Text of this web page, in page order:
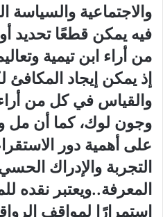
والاجتماعية
فيه يمكن قطعًا تحديد
من أراء ابن تيمية
إذ يمكن إيجاد المكافئ
والقياس في كل من
وجون لوك، كما أن مل
على أهمية دور
التجربة والإدراك
المعرفة..ويعتبر نقده
استمرارًا لمواقف